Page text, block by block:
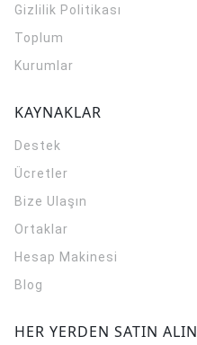
Gizlilik Politikası
Toplum
Kurumlar
KAYNAKLAR
Destek
Ücretler
Bize Ulaşın
Ortaklar
Hesap Makinesi
Blog
HER YERDEN SATIN ALIN